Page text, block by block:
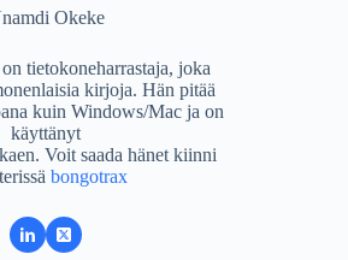
Okeke
tietokoneharrastaja, joka
​​kirjoja. Hän pitää
kuin Windows/Mac ja on
käyttänyt
Voit saada hänet kiinni
bongotrax